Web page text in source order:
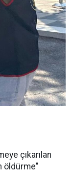
çıkarılan
öldürme"